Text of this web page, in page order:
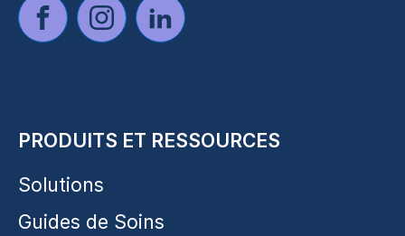
PRODUITS ET RESSOURCES
Solutions
Guides de Soins